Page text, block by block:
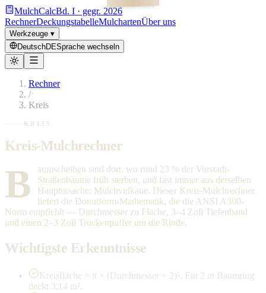
MulchCalcBd. I · gegr. 2026
RechnerDeckungstabelleMulchartenÜber uns
Werkzeuge ▾
DeutschDESprache wechseln
Rechner
/
Kreis
KREIS
Kreis-Mulchrechner
B
aumscheiben sind dort, wo rund 23 % der Vorstadt-
Straßenbäume früh sterben, und fast immer aus derselben
Hauptursache: Mulchvulkane. Dieser Kreis-Mulchrechner
liefert die Donutform-Mathematik, die die ANSI A300-
Norm empfiehlt — Durchmesser zu Fläche, 3–4 Zoll Tiefenband
und einen 2–3 Zoll Trockenpuffer um die Rinde.
Wichtigste Erkenntnisse
Kreisfläche = π × (Durchmesser ÷ 2)². Ein 2 m Baumring
deckt 3,14 m².